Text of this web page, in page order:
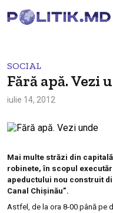
SOCIAL
Fără apă. Vezi
iulie 14, 2012
Mai multe străzi din
robinete,în scopul
apeductului nou construit
Canal Chișinău”.
Astfel, de la ora 8-00 până pe